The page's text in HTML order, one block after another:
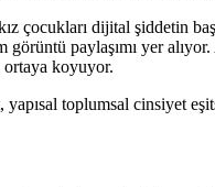
çocukları dijital şiddetin
görüntü paylaşımı yer
ortaya koyuyor.
yapısal toplumsal cinsiyet